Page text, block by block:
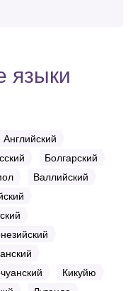
языки
Английский
Болгарский
Валлийский
Кикуйю